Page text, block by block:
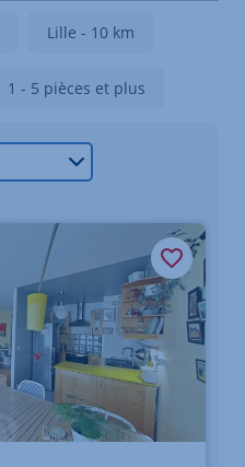
Lille - 10 km
1 - 5 pièces et plus